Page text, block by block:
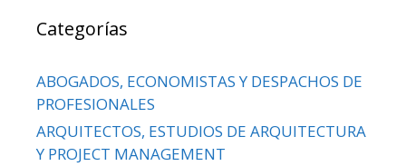
Categorías
ABOGADOS, ECONOMISTAS Y DESPACHOS DE
PROFESIONALES
ARQUITECTOS, ESTUDIOS DE ARQUITECTURA
Y PROJECT MANAGEMENT